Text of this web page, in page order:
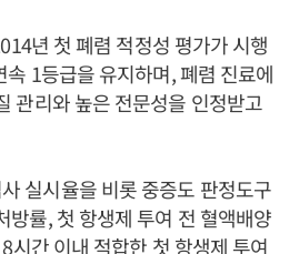
년 첫 폐렴 적정성 평가가 시행
1등급을 유지하며, 폐렴 진료에
관리와 높은 전문성을 인정받고
실시율을 비롯 중증도 판정도구
방률, 첫 항생제 투여 전 혈액배양
시간 이내 적합한 첫 항생제 투여